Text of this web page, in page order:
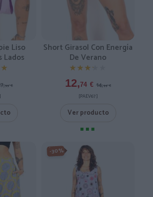
Liso
Lados
99 €
Short Girasol Con Energía
De Verano
★★★★★
★★★★★
12,74 € 14,99 €
[PAEV67 ]
Ver producto
-30%